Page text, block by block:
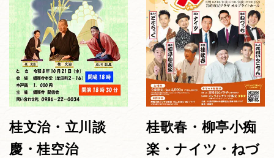
桂文治・立川談
慶・桂空治
桂歌春・柳亭小痴
楽・ナイツ・ねづ